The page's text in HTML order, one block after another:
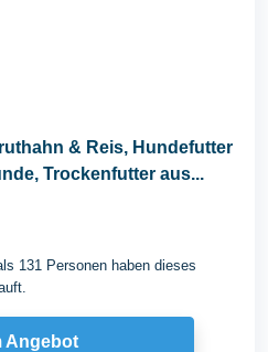
& Reis, Hundefutter
Trockenfutter aus...
131 Personen haben dieses
Angebot